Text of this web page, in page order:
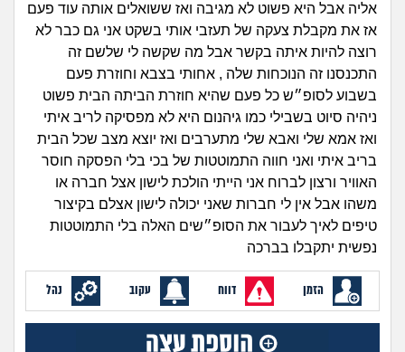
זוגיות
היריון ולידה
הורות ומשפחה
מתבגרים
מהבקו"ם... ועד מתי?!
עבודה וקריירה
חברים ואנשים
חיפוש שאלות
הרשמה | התחברות
אליה אבל היא פשוט לא מגיבה ואז ששואלים אותה עוד פעם
אז את מקבלת צעקה של תעזבי אותי בשקט אני גם כבר לא
רוצה להיות איתה בקשר אבל מה שקשה לי שלשם זה
התכנסנו זה הנוכחות שלה , אחותי בצבא וחוזרת פעם
בשבוע לסופ״ש כל פעם שהיא חוזרת הביתה הבית פשוט
ניהיה סיוט בשבילי כמו גיהנום היא לא מפסיקה לריב איתי
ואז אמא שלי ואבא שלי מתערבים ואז יוצא מצב שכל הבית
בריב איתי ואני חווה התמוטטות של בכי בלי הפסקה חוסר
האוויר ורצון לברוח אני הייתי הולכת לישון אצל חברה או
משהו אבל אין לי חברות שאני יכולה לישון אצלם בקיצור
טיפים לאיך לעבור את הסופ״שים האלה בלי התמוטטות
נפשית יתקבלו בברכה
הזמן דווח עקוב נהל